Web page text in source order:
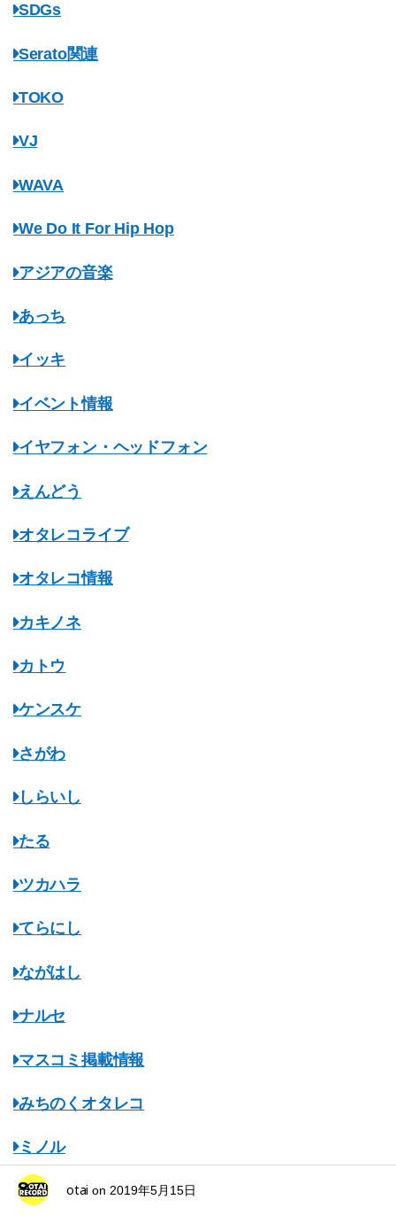
SDGs
Serato関連
TOKO
VJ
WAVA
We Do It For Hip Hop
アジアの音楽
あっち
イッキ
イベント情報
イヤフォン・ヘッドフォン
えんどう
オタレコライブ
オタレコ情報
カキノネ
カトウ
ケンスケ
さがわ
しらいし
たる
ツカハラ
てらにし
ながはし
ナルセ
マスコミ掲載情報
みちのくオタレコ
ミノル
むらさき
otai on 2019年5月15日